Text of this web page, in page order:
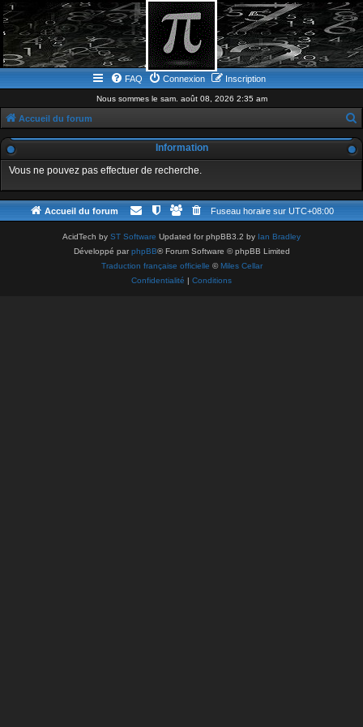
FAQ Connexion Inscription
Nous sommes le sam. août 08, 2026 2:35 am
Accueil du forum
e
Information
Vous ne pouvez pas effectuer de recherche.
Accueil du forum Fuseau horaire sur UTC+08:00
AcidTech by ST Software Updated for phpBB3.2 by Ian Bradley
Développé parphpBB® Forum Software © phpBB Limited
Traduction française officielle ©Miles Cellar
Confidentialité | Conditions